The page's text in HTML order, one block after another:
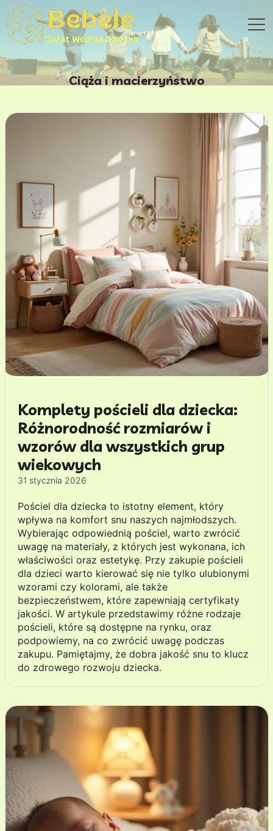
Ciąża i macierzyństwo
Komplety pościeli dla dziecka:
Różnorodność rozmiarów i
wzorów dla wszystkich grup
wiekowych
31 stycznia 2026
Pościel dla dziecka to istotny element, który
wpływa na komfort snu naszych najmłodszych.
Wybierając odpowiednią pościel, warto zwrócić
uwagę na materiały, z których jest wykonana, ich
właściwości oraz estetykę. Przy zakupie pościeli
dla dzieci warto kierować się nie tylko ulubionymi
wzorami czy kolorami, ale także
bezpieczeństwem, które zapewniają certyfikaty
jakości. W artykule przedstawimy różne rodzaje
pościeli, które są dostępne na rynku, oraz
podpowiemy, na co zwrócić uwagę podczas
zakupu. Pamiętajmy, że dobra jakość snu to klucz
do zdrowego rozwoju dziecka.